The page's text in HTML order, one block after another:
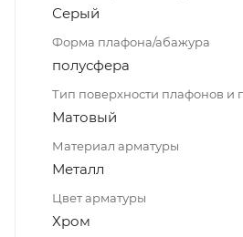
Серый
Форма плафона/абажура
полусфера
Тип поверхности плафонов и
Матовый
Материал арматуры
Металл
Цвет арматуры
Хром